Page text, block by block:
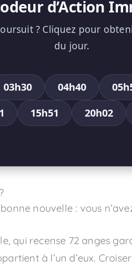
d’Action
? Cliquez pour
du jour.
03h30 04h40
15h51 20h02
nouvelle : vous
qui recense 72 anges
à l’un d’eux.